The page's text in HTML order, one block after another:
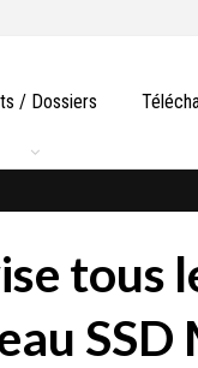
/ Dossiers
tous
SSD